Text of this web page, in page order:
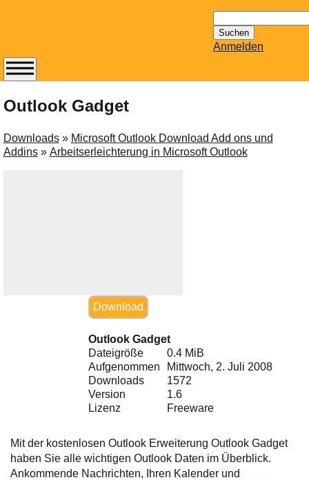
nach:
Anmelden
Outlook Gadget
Downloads» Microsoft Outlook Download Add ons und
Addins» Arbeitserleichterung in Microsoft Outlook
Download
Outlook Gadget
Dateigröße
0.4 MiB
Aufgenommen
Mittwoch, 2. Juli 2008
Downloads
1572
Version
1.6
Lizenz
Freeware
Mit der kostenlosen Outlook Erweiterung Outlook Gadget
haben Sie alle wichtigen Outlook Daten im Überblick.
Ankommende Nachrichten, Ihren Kalender und
Abonnieren Sie den
14-tägig
erscheinenden
Newsletter von
Mailhilfe.de
E-Mail bestätigen